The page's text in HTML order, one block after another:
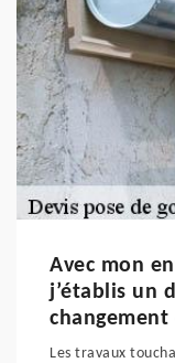
Avec mon
j’établis un
Les travaux